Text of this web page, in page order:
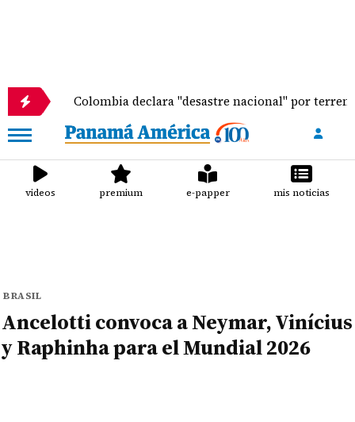
Colombia declara "desastre nacional" por terremoto que
videos premium e-papper mis noticias
BRASIL
Ancelotti convoca a Neymar, Vinícius
y Raphinha para el Mundial 2026